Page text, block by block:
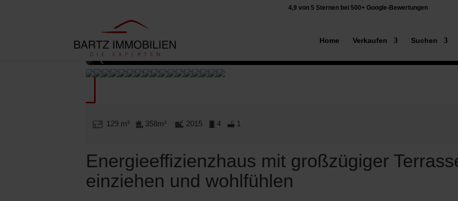
4,9 von 5 Sternen bei 500+ Google-Bewertungen
Home Verkaufen Suchen
Terrasse
‹
129 m² 358m² 2015 4 1
Energieeffizienzhaus mit großzügiger
einziehen und wohlfühlen